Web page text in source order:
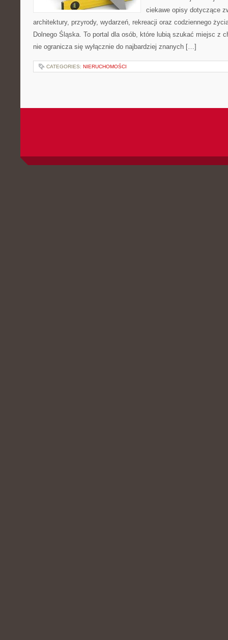
ciekawe opisy dotyczące
architektury, przyrody, wydarzeń, rekreacji oraz codziennego
Dolnego Śląska. To portal dla osób, które lubią szukać miejsc z
nie ogranicza się wyłącznie do najbardziej znanych […]
CATEGORIES: NIERUCHOMOŚCI